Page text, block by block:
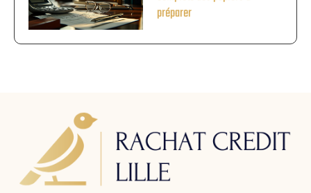
préparer